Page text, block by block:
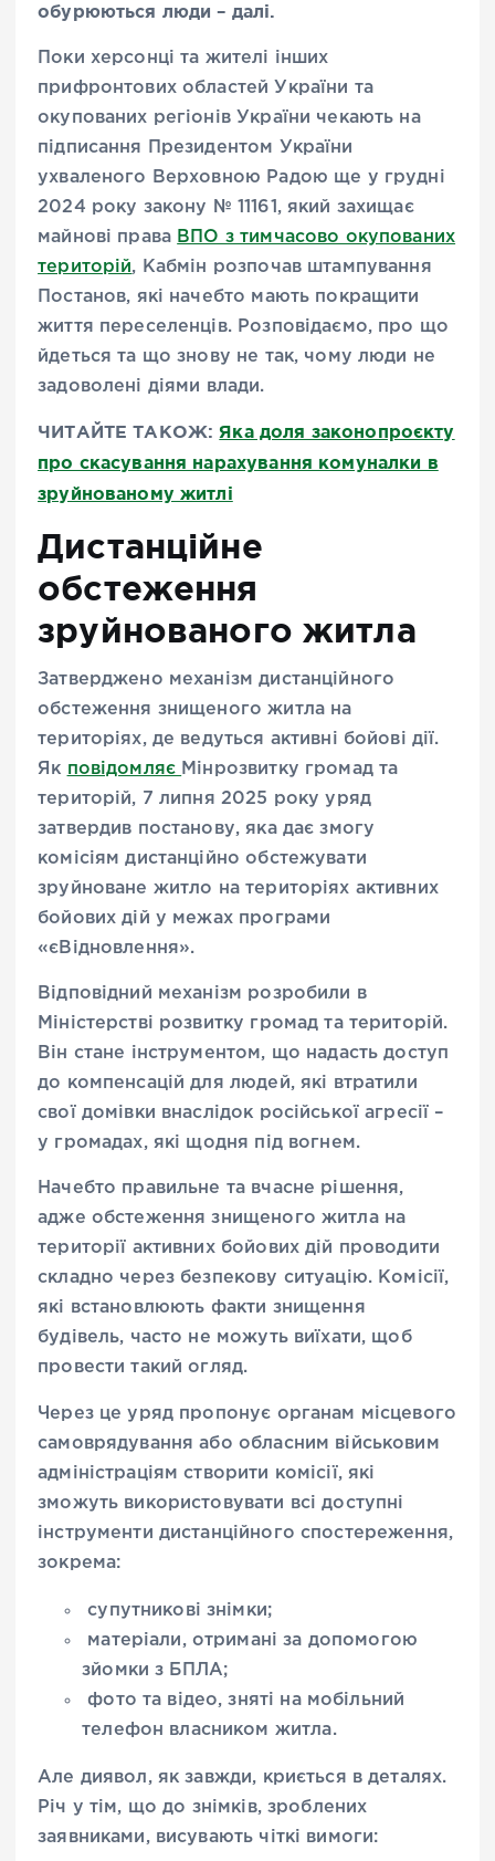
обурюються люди – далі.
Поки херсонці та жителі інших
прифронтових областей України та
окупованих регіонів України чекають на
підписання Президентом України
ухваленого Верховною Радою ще у грудні
2024 року закону № 11161, який захищає
майнові права ВПО з тимчасово окупованих
територій, Кабмін розпочав штампування
Постанов, які начебто мають покращити
життя переселенців. Розповідаємо, про що
йдеться та що знову не так, чому люди не
задоволені діями влади.
ЧИТАЙТЕ ТАКОЖ: Яка доля законопроєкту
про скасування нарахування комуналки в
зруйнованому житлі
Дистанційне
обстеження
зруйнованого житла
Затверджено механізм дистанційного
обстеження знищеного житла на
територіях, де ведуться активні бойові дії.
Як повідомляє Мінрозвитку громад та
територій, 7 липня 2025 року уряд
затвердив постанову, яка дає змогу
комісіям дистанційно обстежувати
зруйноване житло на територіях активних
бойових дій у межах програми
«єВідновлення».
Відповідний механізм розробили в
Міністерстві розвитку громад та територій.
Він стане інструментом, що надасть доступ
до компенсацій для людей, які втратили
свої домівки внаслідок російської агресії –
у громадах, які щодня під вогнем.
Начебто правильне та вчасне рішення,
адже обстеження знищеного житла на
території активних бойових дій проводити
складно через безпекову ситуацію. Комісії,
які встановлюють факти знищення
будівель, часто не можуть виїхати, щоб
провести такий огляд.
Через це уряд пропонує органам місцевого
самоврядування або обласним військовим
адміністраціям створити комісії, які
зможуть використовувати всі доступні
інструменти дистанційного спостереження,
зокрема:
супутникові знімки;
матеріали, отримані за допомогою
зйомки з БПЛА;
фото та відео, зняті на мобільний
телефон власником житла.
Але диявол, як завжди, криється в деталях.
Річ у тім, що до знімків, зроблених
заявниками, висувають чіткі вимоги: